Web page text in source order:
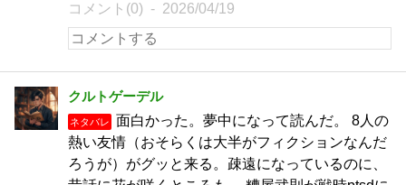
コメント(0) 2026/04/19
クルトゲーデル
ネタバレ
面白かった。夢中になって読んだ。 8人の
熱い友情（おそらくは大半がフィクションなんだ
ろうが）がグッと来る。疎遠になっているのに、